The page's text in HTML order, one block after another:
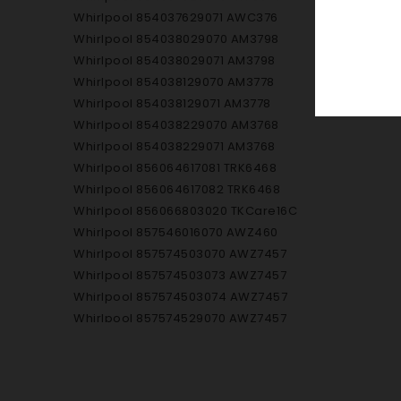
Whirlpool 854037629071 AWC376
Whirlpool 854038029070 AM3798
Whirlpool 854038029071 AM3798
Whirlpool 854038129070 AM3778
Whirlpool 854038129071 AM3778
Whirlpool 854038229070 AM3768
Whirlpool 854038229071 AM3768
Whirlpool 856064617081 TRK6468
Whirlpool 856064617082 TRK6468
Whirlpool 856066803020 TKCare16C
Whirlpool 857546016070 AWZ460
Whirlpool 857574503070 AWZ7457
Whirlpool 857574503073 AWZ7457
Whirlpool 857574503074 AWZ7457
Whirlpool 857574529070 AWZ7457